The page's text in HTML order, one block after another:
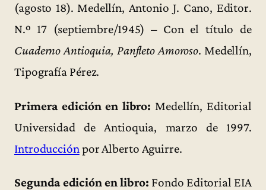
(agosto 18). Medellín, Antonio J. Cano, Editor.
N.º 17 (septiembre/1945) – Con el título de
Cuaderno Antioquia, Panfleto Amoroso. Medellín,
Tipografía Pérez.
Primera edición en libro: Medellín, Editorial
Universidad de Antioquia, marzo de 1997.
Introducción por Alberto Aguirre.
Segunda edición en libro: Fondo Editorial EIA